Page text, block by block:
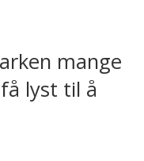
mange
lyst til å